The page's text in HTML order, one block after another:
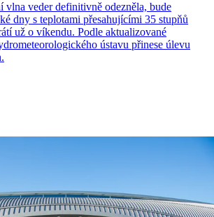
vlna veder definitivně odezněla, bude
dny s teplotami přesahujícími 35 stupňů
už o víkendu. Podle aktualizované
ústavu přinese úlevu